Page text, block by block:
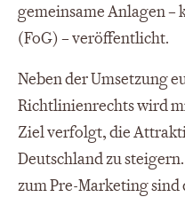
gemeinsame Anlagen –
(FoG) – veröffentlicht.
Neben der Umsetzung
Richtlinienrechts wird
Ziel verfolgt, die
Deutschland zu
zum Pre-Marketing sind